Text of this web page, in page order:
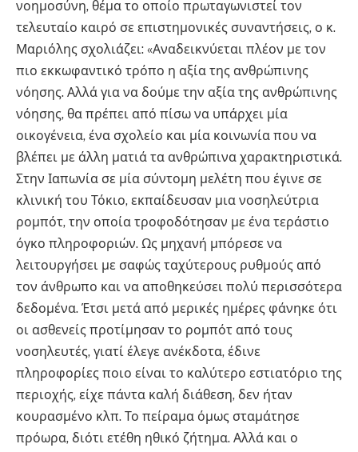
νοημοσύνη, θέμα το οποίο πρωταγωνιστεί τον
τελευταίο καιρό σε επιστημονικές συναντήσεις, ο κ.
Μαριόλης σχολιάζει: «Αναδεικνύεται πλέον με τον
πιο εκκωφαντικό τρόπο η αξία της ανθρώπινης
νόησης. Αλλά για να δούμε την αξία της ανθρώπινης
νόησης, θα πρέπει από πίσω να υπάρχει μία
οικογένεια, ένα σχολείο και μία κοινωνία που να
βλέπει με άλλη ματιά τα ανθρώπινα χαρακτηριστικά.
Στην Ιαπωνία σε μία σύντομη μελέτη που έγινε σε
κλινική του Τόκιο, εκπαίδευσαν μια νοσηλεύτρια
ρομπότ, την οποία τροφοδότησαν με ένα τεράστιο
όγκο πληροφοριών. Ως μηχανή μπόρεσε να
λειτουργήσει με σαφώς ταχύτερους ρυθμούς από
τον άνθρωπο και να αποθηκεύσει πολύ περισσότερα
δεδομένα. Έτσι μετά από μερικές ημέρες φάνηκε ότι
οι ασθενείς προτίμησαν το ρομπότ από τους
νοσηλευτές, γιατί έλεγε ανέκδοτα, έδινε
πληροφορίες ποιο είναι το καλύτερο εστιατόριο της
περιοχής, είχε πάντα καλή διάθεση, δεν ήταν
κουρασμένο κλπ. Το πείραμα όμως σταμάτησε
πρόωρα, διότι ετέθη ηθικό ζήτημα. Αλλά και ο